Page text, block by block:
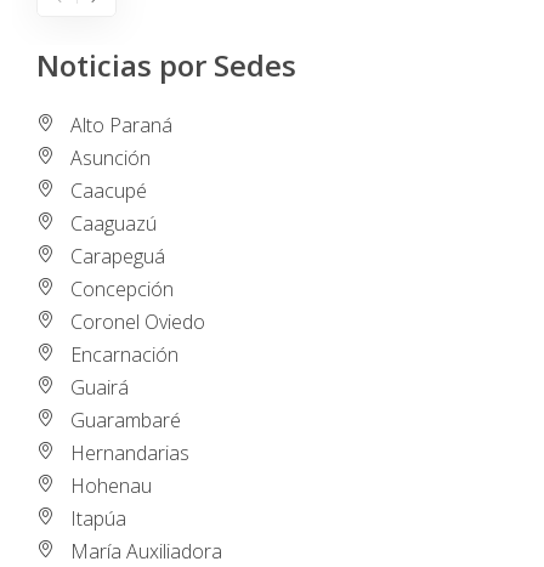
Noticias por Sedes
Alto Paraná
Asunción
Caacupé
Caaguazú
Carapeguá
Concepción
Coronel Oviedo
Encarnación
Guairá
Guarambaré
Hernandarias
Hohenau
Itapúa
María Auxiliadora